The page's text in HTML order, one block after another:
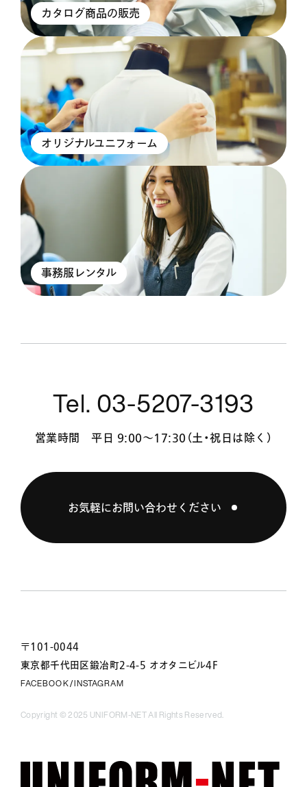
カタログ商品の販売
オリジナルユニフォーム
事務服レンタル
〒101-0044
東京都千代田区鍛冶町2-4-5 オオタニビル4F
FACEBOOK /INSTAGRAM
Copyright © 2025 UNIFORM-NET All Rights Reserved.
Tel. 03-5207-3193
営業時間 平日 9:00〜17:30（土・祝日は除く）
お気軽にお問い合わせください